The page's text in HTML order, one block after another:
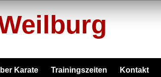
Karate Trainingszeiten Kontakt